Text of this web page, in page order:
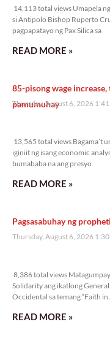
14,113 total views Umapela
si Antipolo Bishop Ruperto
pagpapatayo ng Pax Silica sa
READ MORE »
85-pisong wage increase,
pamumuhay
Thursday, August 6, 2026
13,565 total views Bagama’t
iginiit ng isang economic
bumababa na ang presyo
READ MORE »
Pagsasabuhay ng
Thursday, August 6, 2026
8,386 total views
Solidarity ang ikatlong
Occidental sa temang “Faith in
READ MORE »